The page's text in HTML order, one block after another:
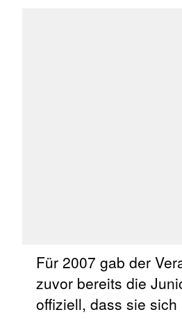
Für 2007 gab der
zuvor bereits die
offiziell, dass sie